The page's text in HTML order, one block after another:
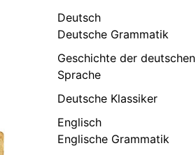
Deutsch
Deutsche Grammatik
Geschichte der deutschen
Sprache
Deutsche Klassiker
Englisch
Englische Grammatik